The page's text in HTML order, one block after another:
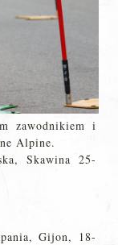
zawodnikiem i
Alpine.
Skawina 25-
Gijon, 18-